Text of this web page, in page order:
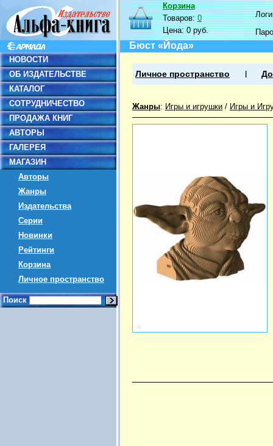
НОВОСТИ
ОБ ИЗДАТЕЛЬСТВЕ
КАТАЛОГ
СОТРУДНИЧЕСТВО
ПРОДАЖА КНИГ
АВТОРЫ
ГАЛЕРЕЯ
МАГАЗИН
Авторы
Жанры
Издательства
Серии
Новинки
Рейтинги
Корзина
Личное пространство
Поиск
Корзина
Товаров:0
Цена:0 руб.
Бюст «Йода»
Личное пространство
Жанры: Игры и игрушки / Игры и